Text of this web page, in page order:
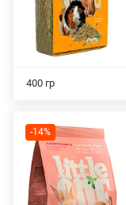
400 гр
-14%